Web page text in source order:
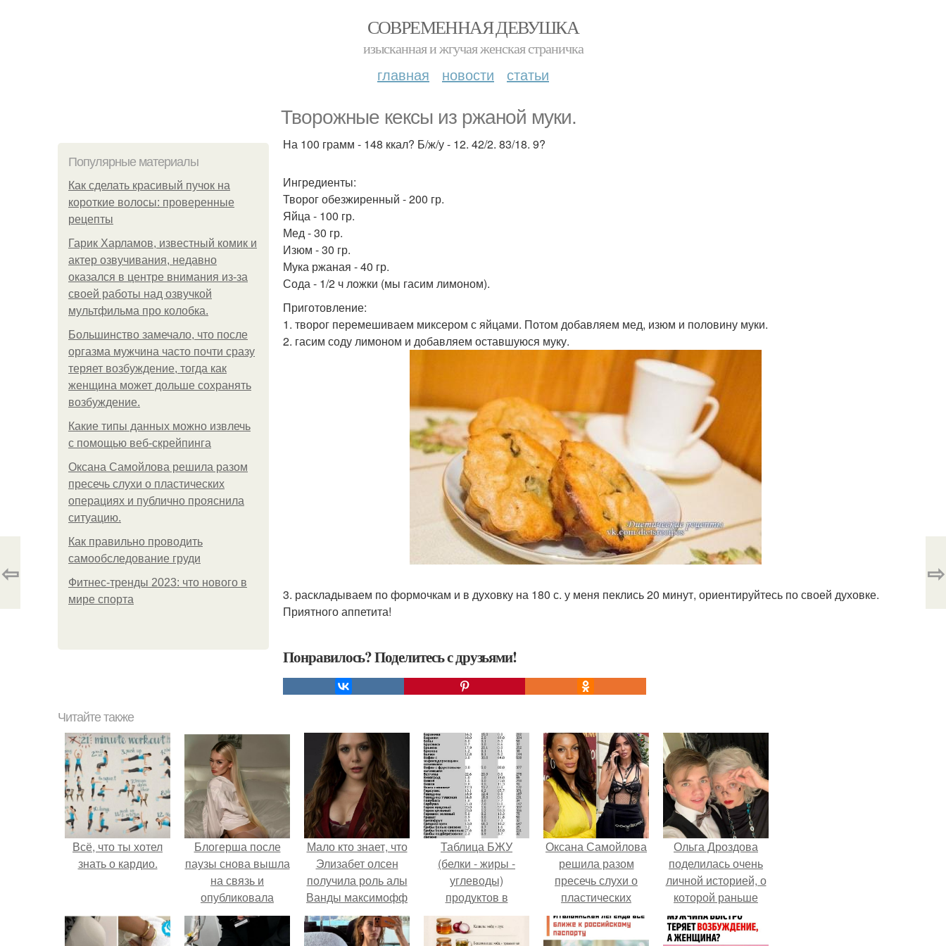
СОВРЕМЕННАЯ ДЕВУШКА
изысканная и жгучая женская страничка
главная новости статьи
Творожные кексы из ржаной муки.
Популярные материалы
Как сделать красивый пучок на
короткие волосы: проверенные
рецепты
Гарик Харламов, известный комик и
актер озвучивания, недавно
оказался в центре внимания из-за
своей работы над озвучкой
мультфильма про колобка.
Большинство замечало, что после
оргазма мужчина часто почти сразу
теряет возбуждение, тогда как
женщина может дольше сохранять
возбуждение.
Какие типы данных можно извлечь
с помощью веб-скрейпинга
Оксана Самойлова решила разом
пресечь слухи о пластических
операциях и публично прояснила
ситуацию.
Как правильно проводить
самообследование груди
Фитнес-тренды 2023: что нового в
мире спорта
На 100 грамм - 148 ккал? Б/ж/у - 12. 42/2. 83/18. 9?
Ингредиенты:
Творог обезжиренный - 200 гр.
Яйца - 100 гр.
Мед - 30 гр.
Изюм - 30 гр.
Мука ржаная - 40 гр.
Сода - 1/2 ч ложки (мы гасим лимоном).
Приготовление:
1. творог перемешиваем миксером с яйцами. Потом добавляем мед, изюм и половину муки.
2. гасим соду лимоном и добавляем оставшуюся муку.
3. раскладываем по формочкам и в духовку на 180 с. у меня пеклись 20 минут, ориентируйтесь по своей духовке.
Приятного аппетита!
Понравилось? Поделитесь с друзьями!
⇦ ⇨
Читайте также
Всё, что ты хотел
знать о кардио.
Блогерша после
паузы снова вышла
на связь и
опубликовала
свежую серию
кадров из спальни.
Мало кто знает, что
Элизабет олсен
получила роль алы
Ванды максимофф
не сразу.
Таблица БЖУ
(белки - жиры -
углеводы)
продуктов в
алфавитном
порядке.
Оксана Самойлова
решила разом
пресечь слухи о
пластических
операциях и
публично
Ольга Дроздова
поделилась очень
личной историей, о
которой раньше
почти не говорила.